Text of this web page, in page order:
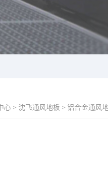
心 > 沈飞通风地板 > 铝合金通风